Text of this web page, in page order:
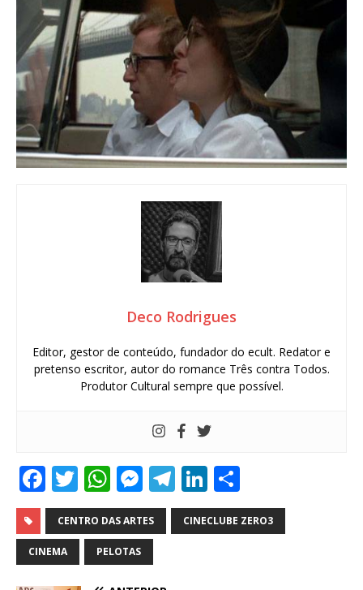
Deco Rodrigues
Editor, gestor de conteúdo, fundador do ecult. Redator e
pretenso escritor, autor do romance Três contra Todos.
Produtor Cultural sempre que possível.
F
a
c
e
b
T
w
it
te
r
W
h
at
s
A
M
e
ss
e
n
T
el
e
Li
n
k
h
ar
CENTRO DAS ARTES CINECLUBE ZERO3
CINEMA PELOTAS